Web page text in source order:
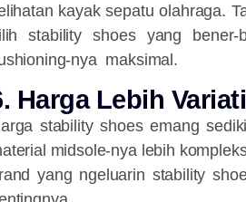
kayak sepatu olahraga.
stability shoes yang
nya maksimal.
Harga Lebih
stability shoes emang
midsole-nya lebih
yang ngeluarin stability